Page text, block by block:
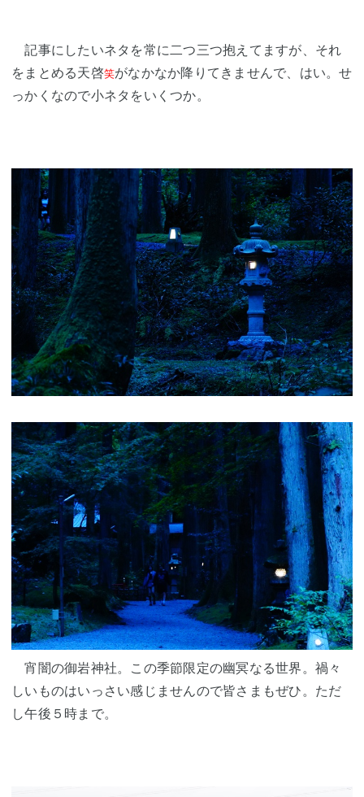
記事にしたいネタを常に二つ三つ抱えてますが、それ
をまとめる天啓笑がなかなか降りてきませんで、はい。せ
っかくなので小ネタをいくつか。
宵闇の御岩神社。この季節限定の幽冥なる世界。禍々
しいものはいっさい感じませんので皆さまもぜひ。ただ
し午後５時まで。